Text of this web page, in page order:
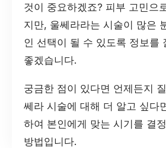
것이 중요하겠죠? 피부 고민으
지만, 울쎄라라는 시술이 많은
인 선택이 될 수 있도록 정보를
좋겠습니다.
궁금한 점이 있다면 언제든지
쎄라 시술에 대해 더 알고 싶다
하여 본인에게 맞는 시기를 결
방법입니다.